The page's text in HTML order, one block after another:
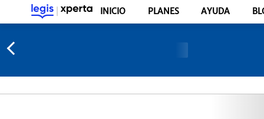
INICIO PLANES AYUDA